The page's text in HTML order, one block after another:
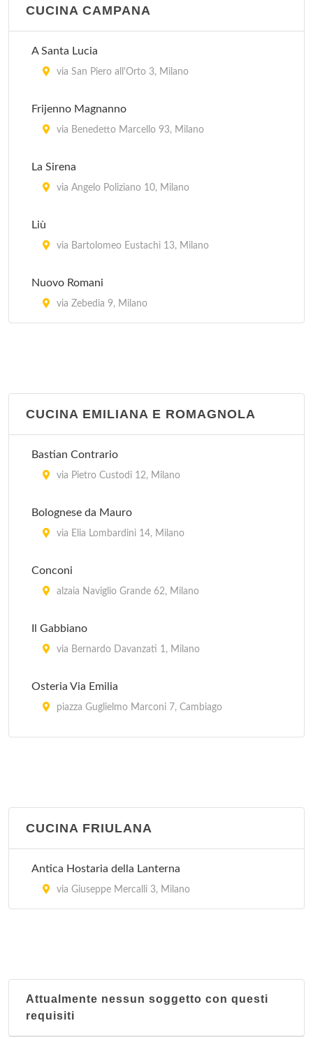
CUCINA CAMPANA
A Santa Lucia
via San Piero all'Orto 3, Milano
Frijenno Magnanno
via Benedetto Marcello 93, Milano
La Sirena
via Angelo Poliziano 10, Milano
Liù
via Bartolomeo Eustachi 13, Milano
Nuovo Romani
via Zebedia 9, Milano
CUCINA EMILIANA E ROMAGNOLA
Bastian Contrario
via Pietro Custodi 12, Milano
Bolognese da Mauro
via Elia Lombardini 14, Milano
Conconi
alzaia Naviglio Grande 62, Milano
Il Gabbiano
via Bernardo Davanzati 1, Milano
Osteria Via Emilia
piazza Guglielmo Marconi 7, Cambiago
CUCINA FRIULANA
Antica Hostaria della Lanterna
via Giuseppe Mercalli 3, Milano
Attualmente nessun soggetto con questi
requisiti